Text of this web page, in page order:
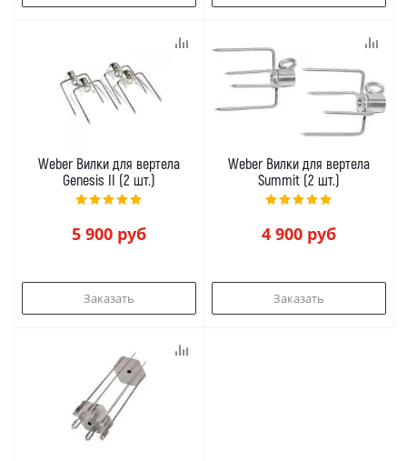
Weber Вилки для вертела
Genesis II (2 шт.)
5 900 руб
Заказать
Weber Вилки для вертела
Summit (2 шт.)
4 900 руб
Заказать